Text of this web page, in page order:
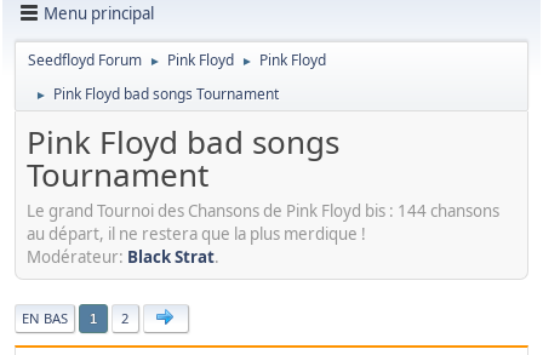
Menu principal
Seedfloyd Forum ► Pink Floyd ► Pink Floyd
► Pink Floyd bad songs Tournament
Pink Floyd bad songs
Tournament
Le grand Tournoi des Chansons de Pink Floyd bis : 144 chansons
au départ, il ne restera que la plus merdique !
Modérateur: Black Strat.
|
EN BAS 1 2